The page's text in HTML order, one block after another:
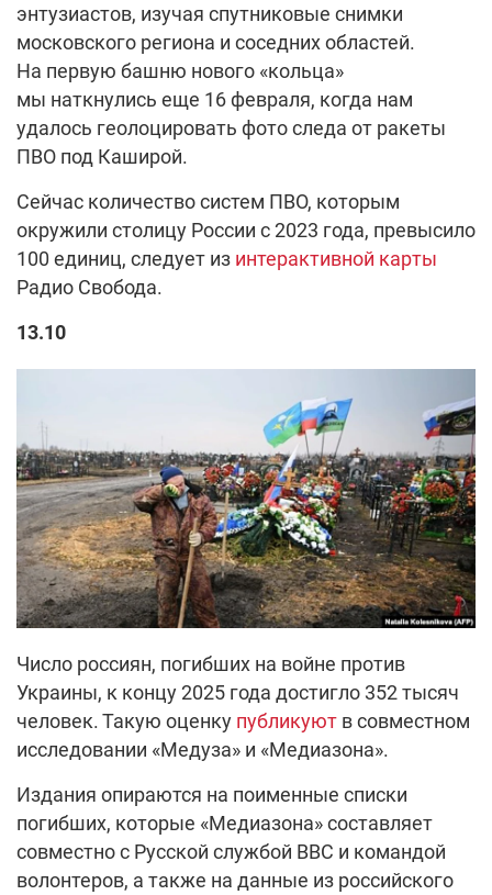
энтузиастов, изучая спутниковые снимки
московского региона и соседних областей.
На первую башню нового «кольца»
мы наткнулись еще 16 февраля, когда нам
удалось геолоцировать фото следа от ракеты
ПВО под Каширой.
Сейчас количество систем ПВО, которым
окружили столицу России с 2023 года, превысило
100 единиц, следует из интерактивной карты
Радио Свобода.
13.10
Число россиян, погибших на войне против
Украины, к концу 2025 года достигло 352 тысяч
человек. Такую оценку публикуют в совместном
исследовании «Медуза» и «Медиазона».
Издания опираются на поименные списки
погибших, которые «Медиазона» составляет
совместно с Русской службой ВВС и командой
волонтеров, а также на данные из российского